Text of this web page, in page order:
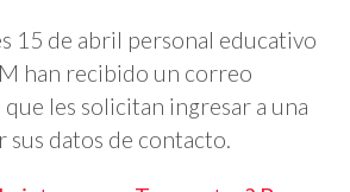
15 de abril personal educativo
han recibido un correo
les solicitan ingresar a una
sus datos de contacto.